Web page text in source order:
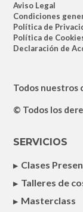
Aviso Legal
Condiciones
Política de
Política de
Declaración de
Todos nuestros
© Todos los
SERVICIOS
Clases
Talleres de
Masterclass